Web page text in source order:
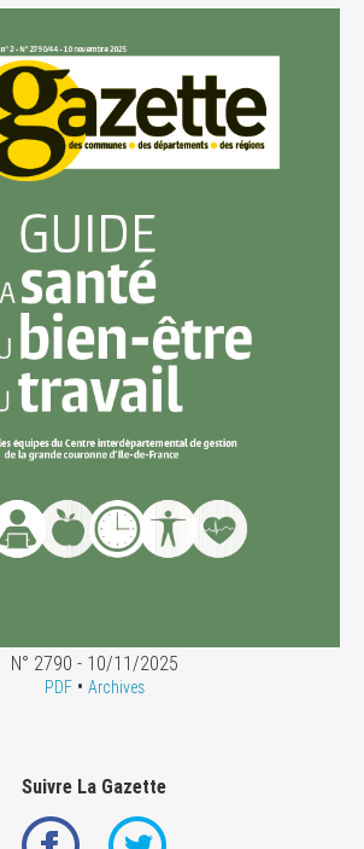
N° 2790 - 10/11/2025
PDF• Archives
Suivre La Gazette